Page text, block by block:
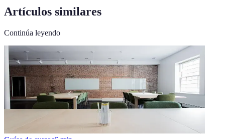
Artículos similares
Continúa leyendo